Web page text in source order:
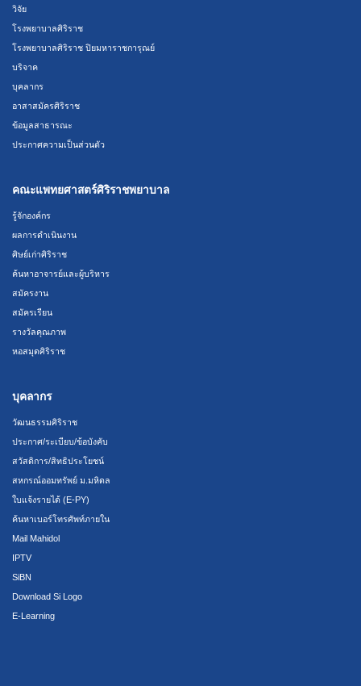
วิจัย
โรงพยาบาลศิริราช
โรงพยาบาลศิริราช ปิยมหาราชการุณย์
บริจาค
บุคลากร
อาสาสมัครศิริราช
ข้อมูลสาธารณะ
ประกาศความเป็นส่วนตัว
คณะแพทยศาสตร์ศิริราชพยาบาล
รู้จักองค์กร
ผลการดำเนินงาน
ศิษย์เก่าศิริราช
ค้นหาอาจารย์และผู้บริหาร
สมัครงาน
สมัครเรียน
รางวัลคุณภาพ
หอสมุดศิริราช
บุคลากร
วัฒนธรรมศิริราช
ประกาศ/ระเบียบ/ข้อบังคับ
สวัสดิการ/สิทธิประโยชน์
สหกรณ์ออมทรัพย์ ม.มหิดล
ใบแจ้งรายได้ (E-PY)
ค้นหาเบอร์โทรศัพท์ภายใน
Mail Mahidol
IPTV
SiBN
Download Si Logo
E-Learning